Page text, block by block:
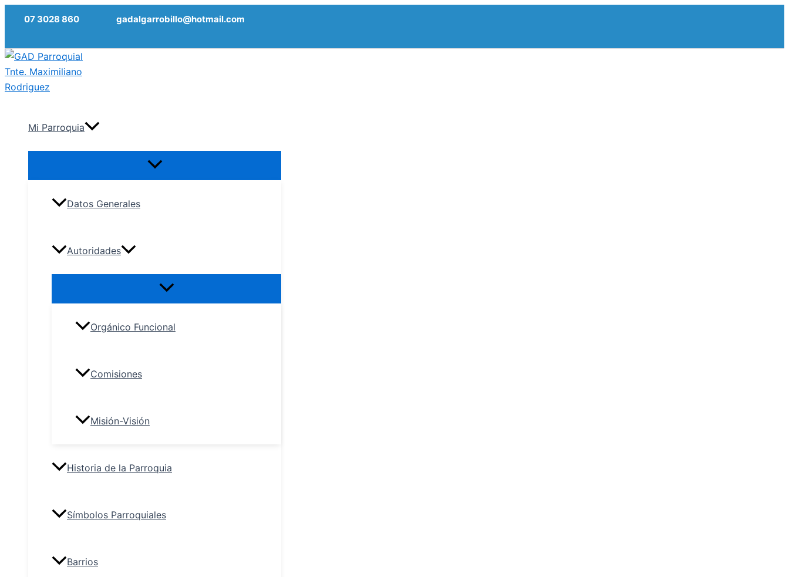
07 3028 860 gadalgarrobillo@hotmail.com
Mi Parroquia
Datos Generales
Autoridades
Orgánico Funcional
Comisiones
Misión-Visión
Historia de la Parroquia
Símbolos Parroquiales
Barrios